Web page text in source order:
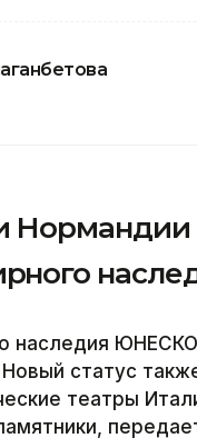
Нормандии
наследия
статус
театры